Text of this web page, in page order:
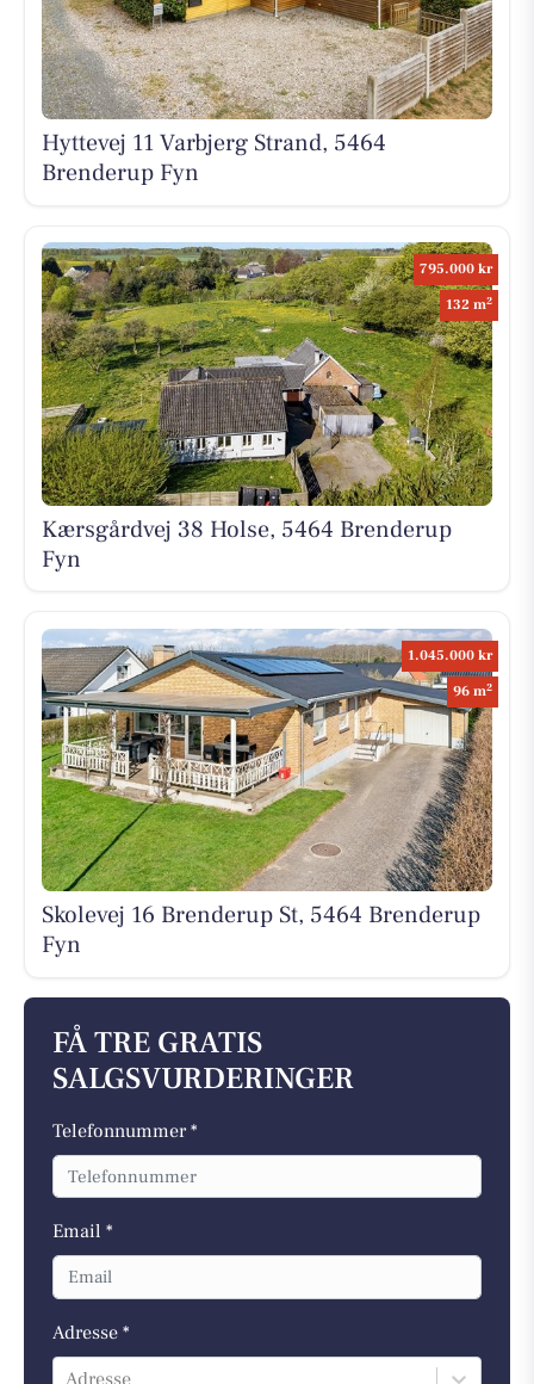
Hyttevej 11 Varbjerg Strand, 5464
Brenderup Fyn
795.000 kr
132 m2
Kærsgårdvej 38 Holse, 5464 Brenderup
Fyn
1.045.000 kr
96 m2
Skolevej 16 Brenderup St, 5464 Brenderup
Fyn
FÅ TRE GRATIS
SALGSVURDERINGER
Telefonnummer *
Email *
Adresse *
Adresse